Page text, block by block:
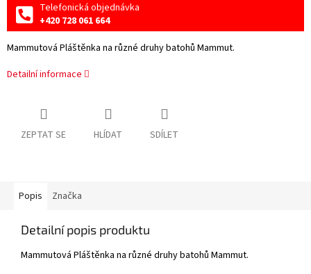
Telefonická objednávka
+420 728 061 664
Mammutová Pláštěnka na různé druhy batohů Mammut.
Detailní informace
ZEPTAT SE HLÍDAT SDÍLET
Popis Značka
Detailní popis produktu
Mammutová Pláštěnka na různé druhy batohů Mammut.